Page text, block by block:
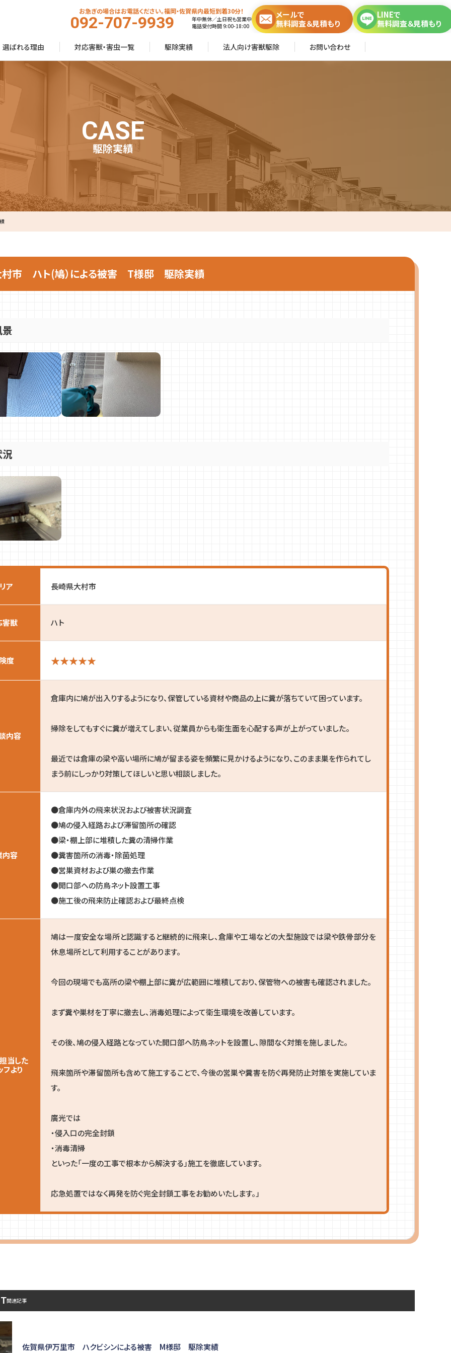
お急ぎの場合はお電話ください。福岡・佐賀県内最短到着30分！
092-707-9939
年中無休／土日祝も営業中
電話受付時間 9:00-18:00
メールで
無料調査＆見積もり
LINEで
無料調査＆見積もり
選ばれる理由 対応害獣・害虫一覧 駆除実績 法人向け害獣駆除 お問い合わせ
CASE
駆除実績
村市 ハト(鳩）による被害 T様邸 駆除実績
ア 長崎県大村市
害獣 ハト
度
内容
倉庫内に鳩が出入りするようになり、保管している資材や商品の上に糞が落ちていて困っています。
掃除をしてもすぐに糞が増えてしまい、従業員からも衛生面を心配する声が上がっていました。
最近では倉庫の梁や高い場所に鳩が留まる姿を頻繁に見かけるようになり、このまま巣を作られてし
まう前にしっかり対策してほしいと思い相談しました。
内容
●倉庫内外の飛来状況および被害状況調査
●鳩の侵入経路および滞留箇所の確認
●梁・棚上部に堆積した糞の清掃作業
●糞害箇所の消毒・除菌処理
●営巣資材および巣の撤去作業
●開口部への防鳥ネット設置工事
●施工後の飛来防止確認および最終点検
当した
フより
鳩は一度安全な場所と認識すると継続的に飛来し、倉庫や工場などの大型施設では梁や鉄骨部分を
休息場所として利用することがあります。
今回の現場でも高所の梁や棚上部に糞が広範囲に堆積しており、保管物への被害も確認されました。
まず糞や巣材を丁寧に撤去し、消毒処理によって衛生環境を改善しています。
その後、鳩の侵入経路となっていた開口部へ防鳥ネットを設置し、隙間なく対策を施しました。
飛来箇所や滞留箇所も含めて施工することで、今後の営巣や糞害を防ぐ再発防止対策を実施していま
す。
廣光では
・侵入口の完全封鎖
・消毒清掃
といった「一度の工事で根本から解決する」施工を徹底しています。
応急処置ではなく再発を防ぐ完全封鎖工事をお勧めいたします。」
関連記事
佐賀県伊万里市 ハクビシンによる被害 M様邸 駆除実績